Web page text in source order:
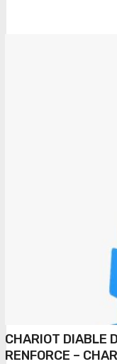
CHARIOT DIABLE
RENFORCE –